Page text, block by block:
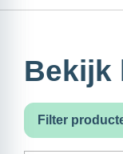
Bekijk
Filter